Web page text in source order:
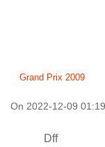
Grand Prix 2009
On 2022-12-09
Dff